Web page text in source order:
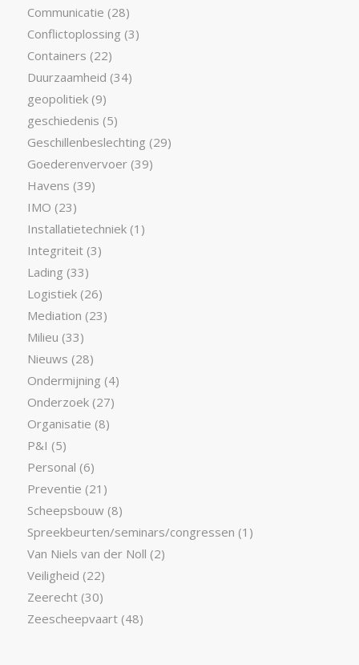
Communicatie (28)
Conflictoplossing (3)
Containers (22)
Duurzaamheid (34)
geopolitiek(9)
geschiedenis (5)
Geschillenbeslechting (29)
Goederenvervoer(39)
Havens (39)
IMO (23)
Installatietechniek(1)
Integriteit(3)
Lading (33)
Logistiek(26)
Mediation (23)
Milieu (33)
Nieuws (28)
Ondermijning (4)
Onderzoek(27)
Organisatie (8)
P&I (5)
Personal (6)
Preventie (21)
Scheepsbouw(8)
Spreekbeurten/seminars/congressen (1)
Van Niels van der Noll (2)
Veiligheid (22)
Zeerecht(30)
Zeescheepvaart(48)